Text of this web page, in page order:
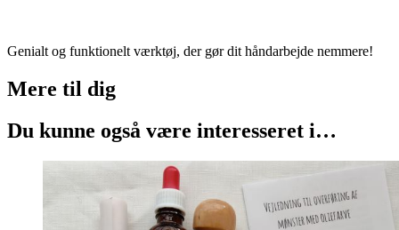
Genialt og funktionelt værktøj, der gør dit håndarbejde nemmere!
Mere til dig
Du kunne også være interesseret i…